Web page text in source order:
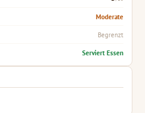
Moderate
Begrenzt
Serviert Essen